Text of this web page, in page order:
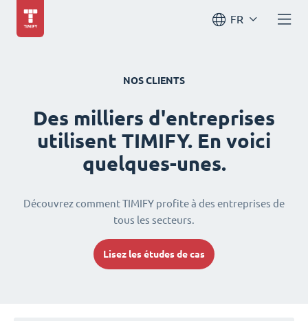
FR
NOS CLIENTS
Des milliers d'entreprises
utilisent TIMIFY. En voici
quelques-unes.
Découvrez comment TIMIFY profite à des entreprises de
tous les secteurs.
Lisez les études de cas